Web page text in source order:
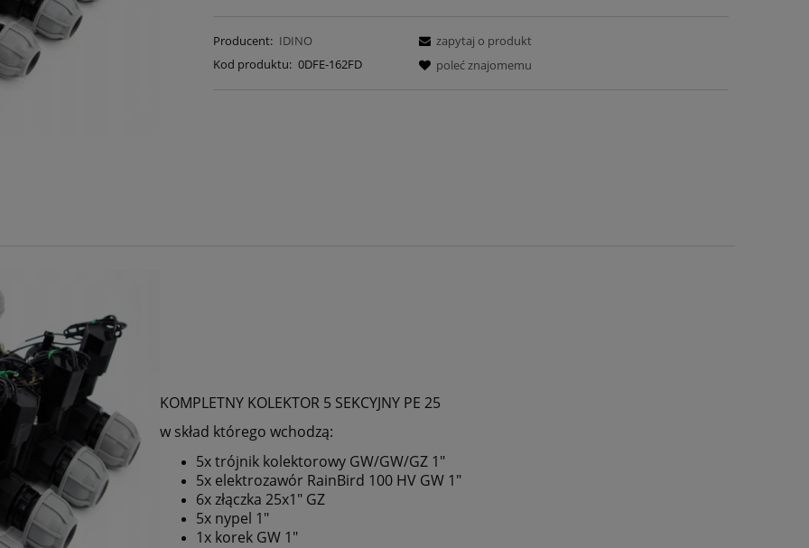
Producent: IDINO
Kod produktu: 0DFE-162FD
zapytaj o produkt
poleć znajomemu
KOMPLETNY KOLEKTOR 5 SEKCYJNY PE 25
w skład którego wchodzą:
5x trójnik kolektorowy GW/GW/GZ 1"
5x elektrozawór RainBird 100 HV GW 1"
6x złączka 25x1" GZ
5x nypel 1"
1x korek GW 1"